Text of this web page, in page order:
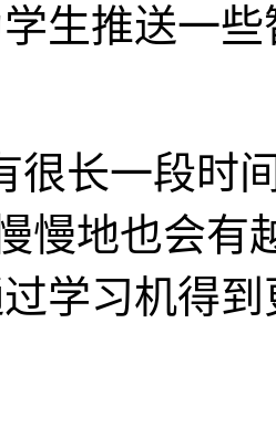
生推送一
很长一段时
慢地也会有
学习机得